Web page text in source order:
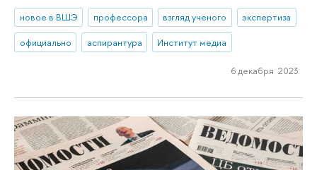
новое в ВШЭ профессора взгляд ученого
экспертиза
официально
аспирантура Институт медиа
6 декабря 2023